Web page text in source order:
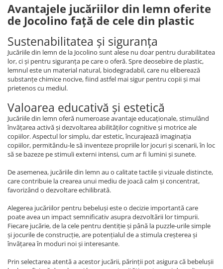
Avantajele jucăriilor din lemn oferite
de Jocolino față de cele din plastic
Sustenabilitatea și siguranța
Jucăriile din lemn de la Jocolino sunt alese nu doar pentru durabilitatea
lor, ci și pentru siguranța pe care o oferă. Spre deosebire de plastic,
lemnul este un material natural, biodegradabil, care nu eliberează
substanțe chimice nocive, fiind astfel mai sigur pentru copii și mai
prietenos cu mediul.
Valoarea educativă și estetică
Jucăriile din lemn oferă numeroase avantaje educaționale, stimulând
învățarea activă și dezvoltarea abilităților cognitive și motrice ale
copiilor. Aspectul lor simplu, dar estetic, încurajează imaginația
copiilor, permitându-le să inventeze propriile lor jocuri și scenarii, în loc
să se bazeze pe stimuli externi intensi, cum ar fi lumini și sunete.
De asemenea, jucăriile din lemn au o calitate tactile și vizuale distincte,
care contribuie la crearea unui mediu de joacă calm și concentrat,
favorizând o dezvoltare echilibrată.
Alegerea jucăriilor pentru bebeluși este o decizie importantă care
poate avea un impact semnificativ asupra dezvoltării lor timpurii.
Fiecare jucărie, de la cele pentru dentiție și până la puzzle-urile simple
și jocurile de construcție, are potențialul de a stimula creșterea și
învățarea în moduri noi și interesante.
Prin selectarea atentă a acestor jucării, părinții pot asigura că bebelușii